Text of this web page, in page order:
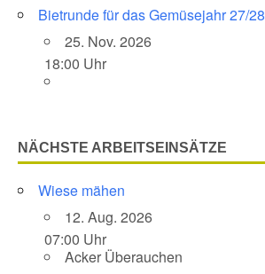
Bietrunde für das Gemüsejahr 27/28
25. Nov. 2026
18:00 Uhr
NÄCHSTE ARBEITSEINSÄTZE
Wiese mähen
12. Aug. 2026
07:00 Uhr
Acker Überauchen